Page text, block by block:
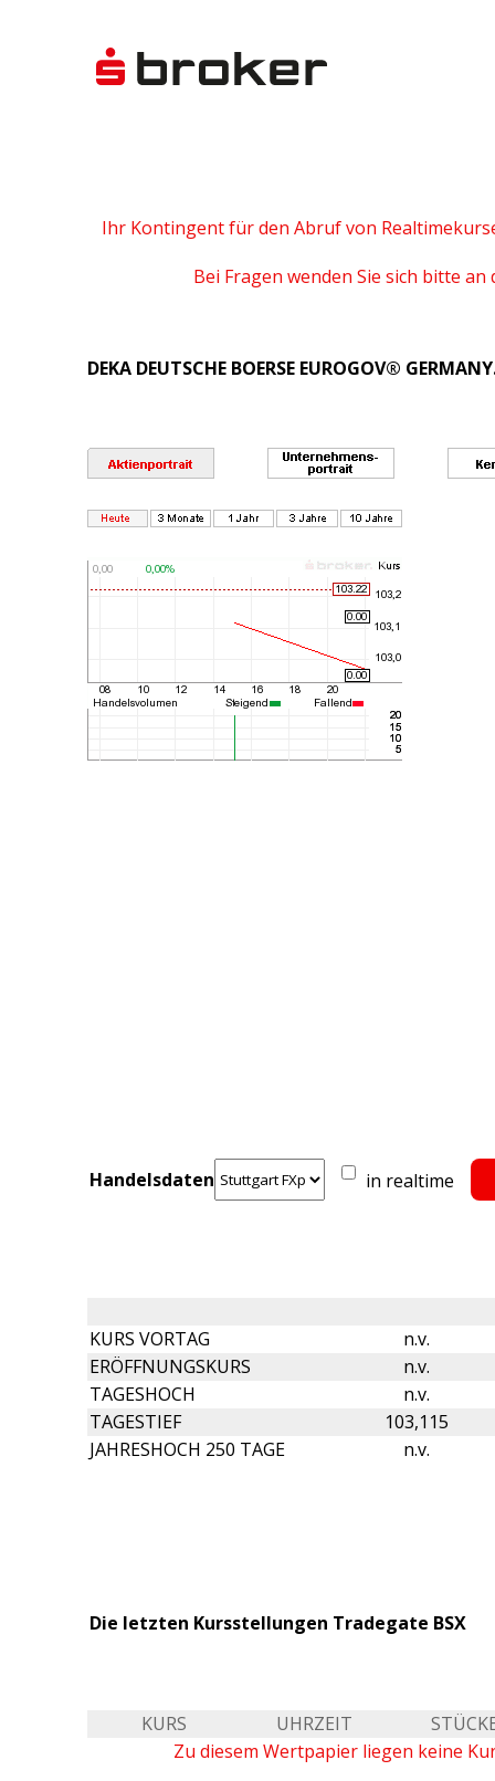
Ihr Kontingent für den Abruf von
Bei Fragen wenden Sie sich bitte
DEKA DEUTSCHE BOERSE EUROGOV®
Handelsdaten in realtime
KURS VORTAG
n.v.
ERÖFFNUNGSKURS
n.v.
TAGESHOCH
n.v.
TAGESTIEF
103,115
JAHRESHOCH 250 TAGE
n.v.
Die letzten Kursstellungen Tradegate BSX
KURS UHRZEIT
Zu diesem Wertpapier liegen keine